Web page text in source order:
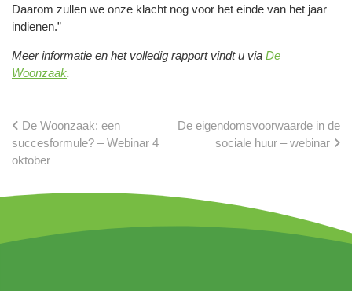
Daarom zullen we onze klacht nog voor het einde van het jaar
indienen.”
Meer informatie en het volledig rapport vindt u via De
Woonzaak.
De Woonzaak: een
succesformule? – Webinar 4
oktober
De eigendomsvoorwaarde in de
sociale huur – webinar